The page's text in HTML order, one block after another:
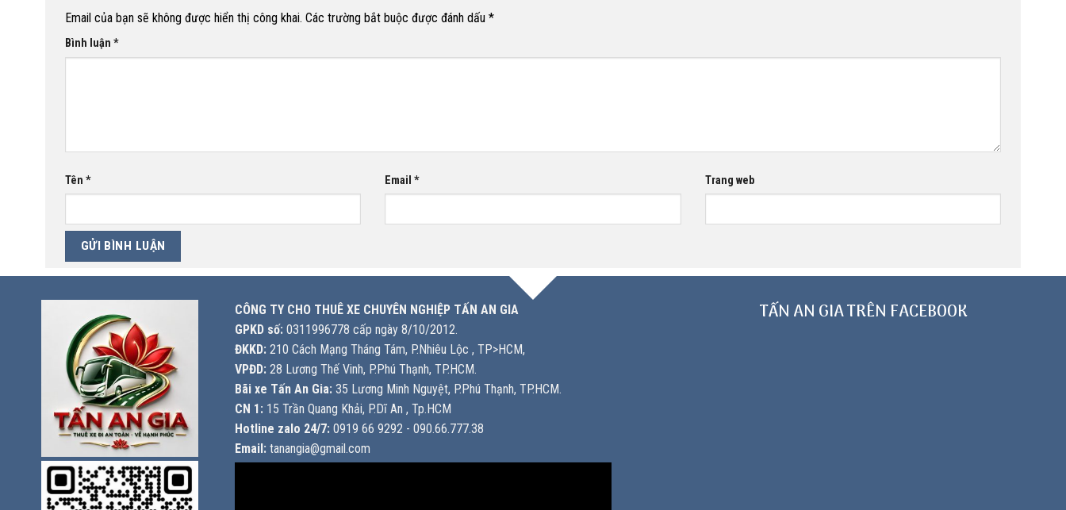
Email của bạn sẽ không được hiển thị công khai. Các trường bắt buộc được đánh dấu *
Bình luận *
Tên * Email* Trang web
CÔNG TY CHO THUÊ XE CHUYÊN NGHIỆP TẤN AN GIA
GPKD số: 0311996778 cấp ngày 8/10/2012.
ĐKKD: 210 Cách Mạng Tháng Tám, P.Nhiêu Lộc , TP>HCM,
VPĐD: 28 Lương Thế Vinh, P.Phú Thạnh, TP.HCM.
Bãi xe Tấn An Gia: 35 Lương Minh Nguyệt, P.Phú Thạnh, TP.HCM.
CN 1: 15 Trần Quang Khải, P.Dĩ An , Tp.HCM
Hotline zalo 24/7: 0919 66 9292 - 090.66.777.38
Email: tanangia@gmail.com
TẤN AN GIA TRÊN FACEBOOK